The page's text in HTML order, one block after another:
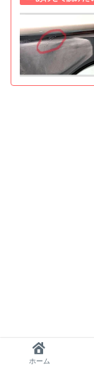
ホーム